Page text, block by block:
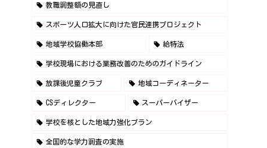
教職調整額の見直し
スポーツ人口拡大に向けた官民連携プロジェクト
地域学校協働本部 給特法
学校現場における業務改善のためのガイドライン
放課後児童クラブ 地域コーディネーター
CSディレクター スーパーバイザー
学校を核とした地域力強化プラン
全国的な学力調査の実施